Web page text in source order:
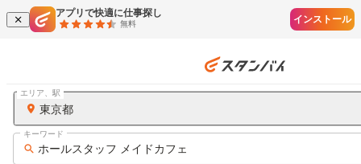
アプリで快適に仕事探し
無料 インストール
東京都
エリア、駅
ホールスタッフ メイドカフェ
キーワード